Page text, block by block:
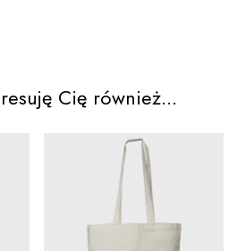
Cię również...